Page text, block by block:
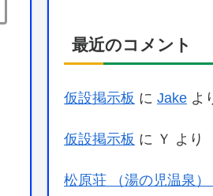
最近のコメント
仮設掲示板 に Jake よ
仮設掲示板 に Ｙ より
松原荘 （湯の児温泉